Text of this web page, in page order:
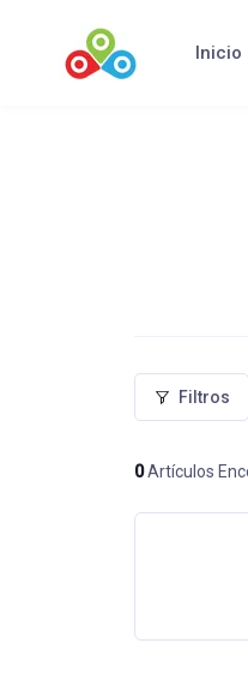
contenido
Inicio
Filtros
0Artículos